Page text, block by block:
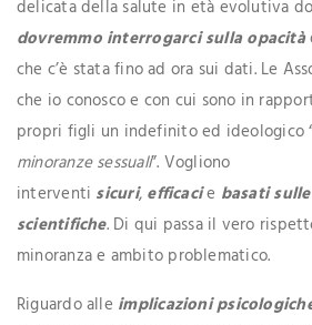
delicata della salute in età evolutiva
dovremmo interrogarci sulla opacità
che c’è stata fino ad ora sui dati. Le
che io conosco e con cui sono in
propri figli un indefinito ed ideologico
minoranze sessuali”. Vogliono
interventi sicuri, efficacie basati
scientifiche. Di qui passa il vero
minoranza e ambito problematico.
Riguardo alle implicazioni